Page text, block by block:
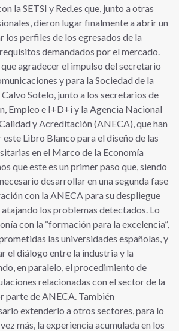
la SETSI y Red.es que, junto a otras
dieron lugar finalmente a abrir un
los perfiles de los egresados de la
demandados por el mercado.
que agradecer el impulso del secretario
y para la Sociedad de la
Sotelo, junto a los secretarios de
Empleo e I+D+i y la Agencia Nacional
y Acreditación (ANECA), que han
Libro Blanco para el diseño de las
en el Marco de la Economía
que este es un primer paso que, siendo
desarrollar en una segunda fase
con la ANECA para su despliegue
los problemas detectados. Lo
con la “formación para la excelencia”,
las universidades españolas, y
el diálogo entre la industria y la
en paralelo, el procedimiento de
relacionadas con el sector de la
parte de ANECA. También
extenderlo a otros sectores, para lo
más, la experiencia acumulada en los